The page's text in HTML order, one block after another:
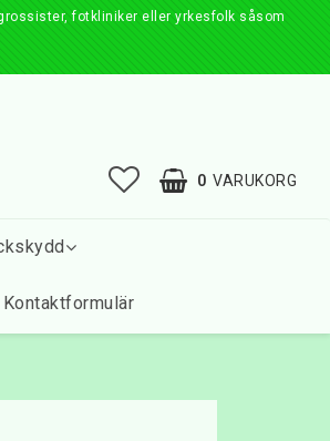
fotkliniker eller yrkesfolk såsom
0 VARUKORG
Kontaktformulär